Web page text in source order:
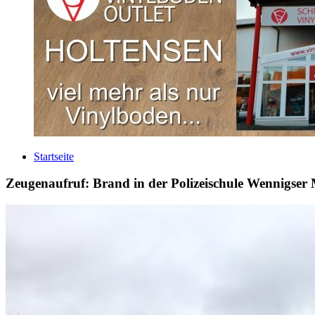
Startseite
Zeugenaufruf: Brand in der Polizeischule Wennigser